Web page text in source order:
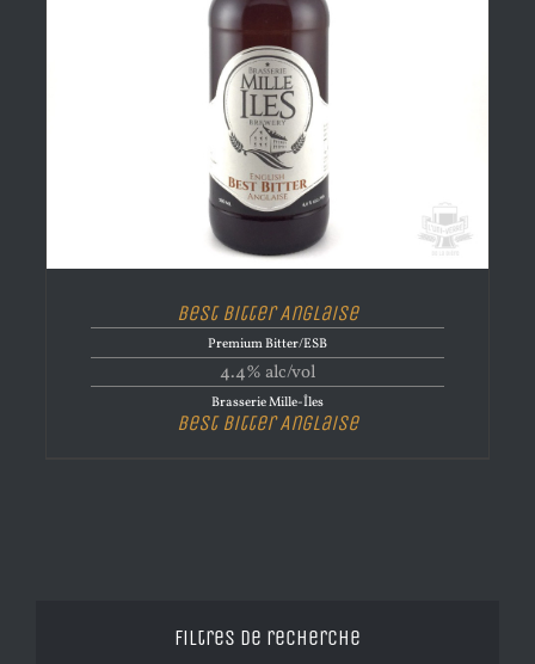
Best Bitter Anglaise
Premium Bitter/ESB
4.4% alc/vol
Brasserie Mille-Îles
Best Bitter Anglaise
Filtres de recherche